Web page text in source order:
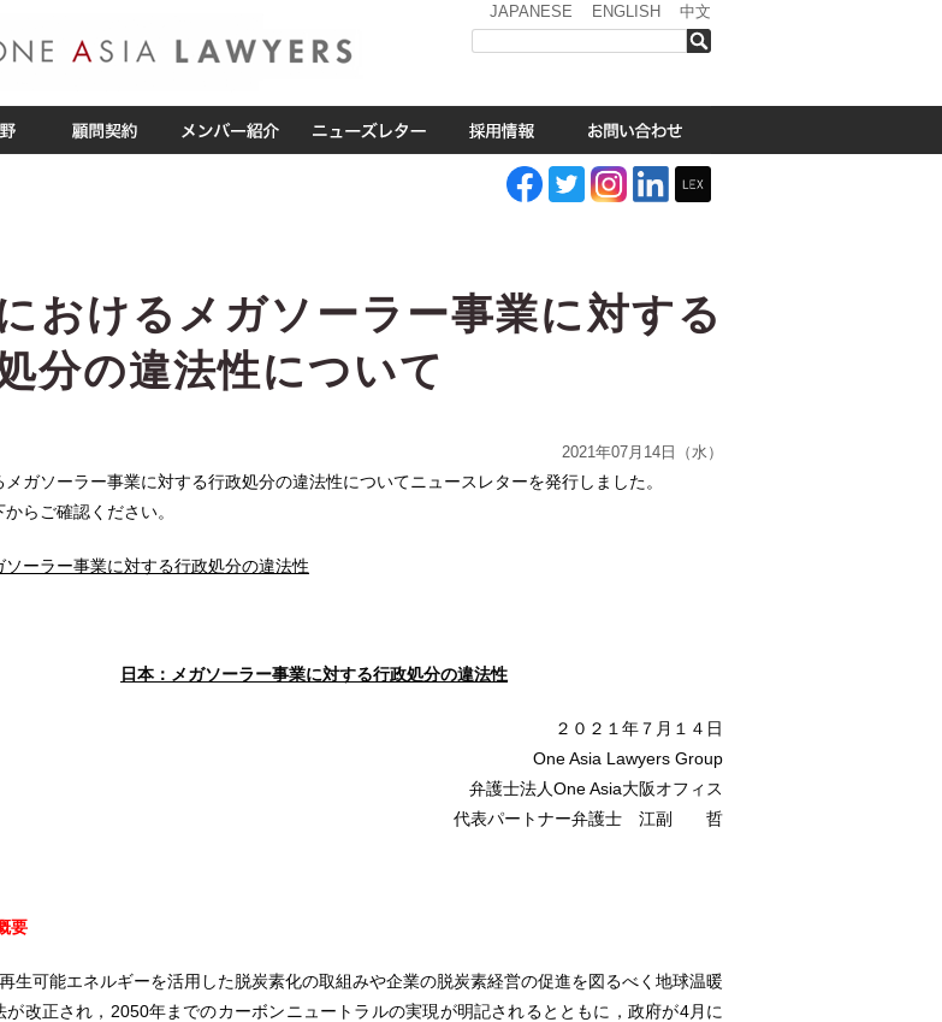
JAPANESE ENGLISH 中文
おけるメガソーラー事業に対する
分の違法性について
2021年07月14日（水）
メガソーラー事業に対する行政処分の違法性についてニュースレターを発行しました。
らご確認ください。
ソーラー事業に対する行政処分の違法性
日本：メガソーラー事業に対する行政処分の違法性
２０２１年７月１４日
One Asia Lawyers Group
弁護士法人One Asia大阪オフィス
代表パートナー弁護士 江副 哲
要
生可能エネルギーを活用した脱炭素化の取組みや企業の脱炭素経営の促進を図るべく地球温暖
が改正され，2050年までのカーボンニュートラルの実現が明記されるとともに，政府が4月に